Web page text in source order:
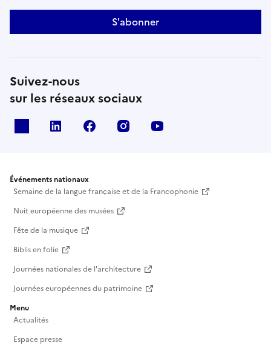
S'abonner
Suivez-nous
sur les réseaux sociaux
Linkedin Facebook Instagram
Événements nationaux
Semaine de la langue française et de la Francophonie
Nuit européenne des musées
Fête de la musique
Biblis en folie
Journées nationales de l'architecture
Journées européennes du patrimoine
Menu
Actualités
Espace presse